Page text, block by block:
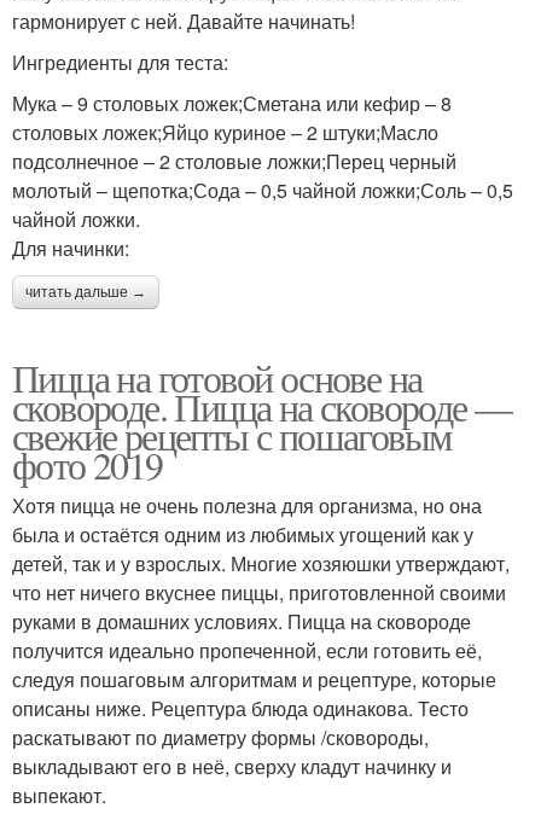
гармонирует с ней. Давайте начинать!
Ингредиенты для теста:
Мука – 9 столовых ложек;Сметана или кефир – 8
столовых ложек;Яйцо куриное – 2 штуки;Масло
подсолнечное – 2 столовые ложки;Перец черный
молотый – щепотка;Сода – 0,5 чайной ложки;Соль – 0,5
чайной ложки.
Для начинки:
читать дальше →
Пицца на готовой основе на
сковороде. Пицца на сковороде —
свежие рецепты с пошаговым
фото 2019
Хотя пицца не очень полезна для организма, но она
была и остаётся одним из любимых угощений как у
детей, так и у взрослых. Многие хозяюшки утверждают,
что нет ничего вкуснее пиццы, приготовленной своими
руками в домашних условиях. Пицца на сковороде
получится идеально пропеченной, если готовить её,
следуя пошаговым алгоритмам и рецептуре, которые
описаны ниже. Рецептура блюда одинакова. Тесто
раскатывают по диаметру формы /сковороды,
выкладывают его в неё, сверху кладут начинку и
выпекают.